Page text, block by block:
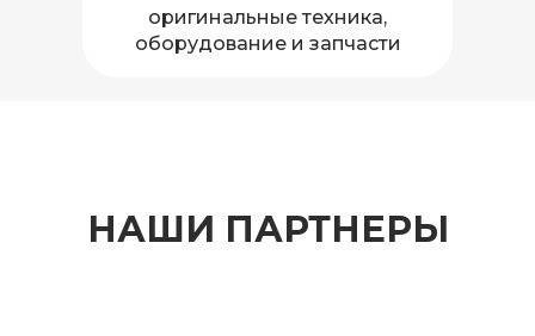
оригинальные техника,
оборудование и запчасти
НАШИ ПАРТНЕРЫ